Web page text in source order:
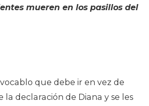
mueren en los pasillos del
que debe ir en vez de
la declaración de Diana y se les